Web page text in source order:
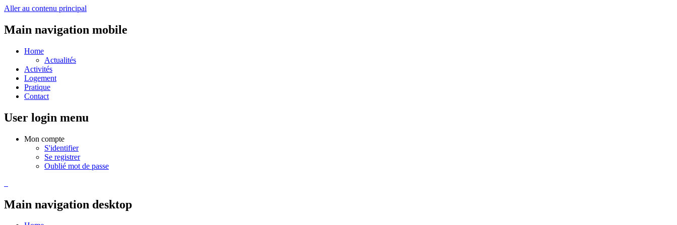
Aller au contenu principal
Main navigation mobile
Home
Actualités
Activités
Logement
Pratique
Contact
User login menu
Mon compte
S'identifier
Se registrer
Oublié mot de passe
Main navigation desktop